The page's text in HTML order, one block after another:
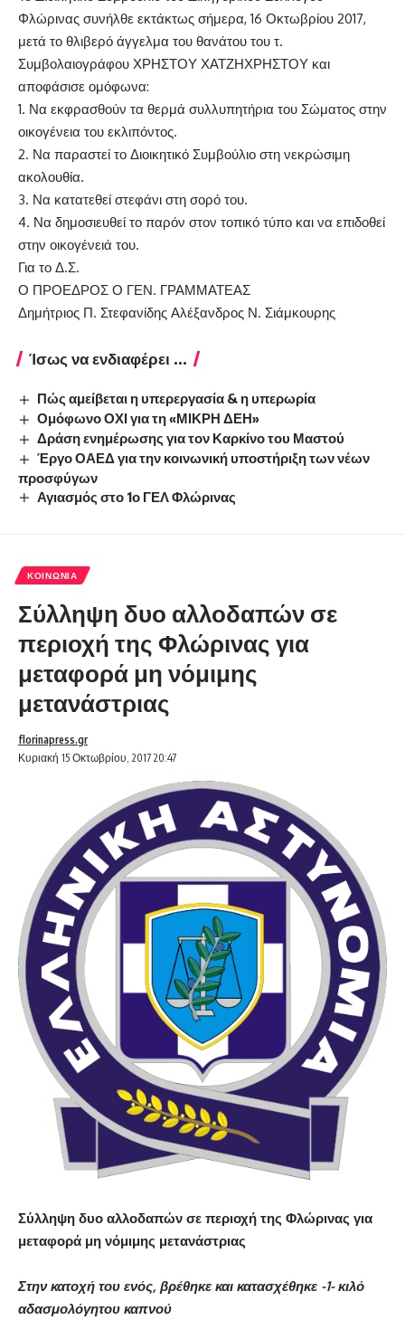
Φλώρινας συνήλθε εκτάκτως σήμερα, 16 Οκτωβρίου 2017,
μετά το θλιβερό άγγελμα του θανάτου του τ.
Συμβολαιογράφου ΧΡΗΣΤΟΥ ΧΑΤΖΗΧΡΗΣΤΟΥ και
αποφάσισε ομόφωνα:
1. Να εκφρασθούν τα θερμά συλλυπητήρια του Σώματος στην
οικογένεια του εκλιπόντος.
2. Να παραστεί το Διοικητικό Συμβούλιο στη νεκρώσιμη
ακολουθία.
3. Να κατατεθεί στεφάνι στη σορό του.
4. Να δημοσιευθεί το παρόν στον τοπικό τύπο και να επιδοθεί
στην οικογένειά του.
Για το Δ.Σ.
Ο ΠΡΟΕΔΡΟΣ Ο ΓΕΝ. ΓΡΑΜΜΑΤΕΑΣ
Δημήτριος Π. Στεφανίδης Αλέξανδρος Ν. Σιάμκουρης
Ίσως να ενδιαφέρει ...
Πώς αμείβεται η υπερεργασία & η υπερωρία
Ομόφωνο ΟΧΙ για τη «ΜΙΚΡΗ ΔΕΗ»
Δράση ενημέρωσης για τον Καρκίνο του Μαστού
Έργο ΟΑΕΔ για την κοινωνική υποστήριξη των νέων
προσφύγων
Αγιασμός στο 1ο ΓΕΛ Φλώρινας
ΚΟΙΝΩΝΊΑ
Σύλληψη δυο αλλοδαπών σε
περιοχή της Φλώρινας για
μεταφορά μη νόμιμης
μετανάστριας
Κυριακή 15 Οκτωβρίου, 2017 20:47
florinapress.gr
Σύλληψη δυο αλλοδαπών σε περιοχή της Φλώρινας για
μεταφορά μη νόμιμης μετανάστριας
Στην κατοχή του ενός, βρέθηκε και κατασχέθηκε -1- κιλό
αδασμολόγητου καπνού